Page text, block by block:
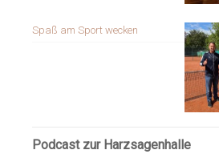
Spaß am Sport wecken
Podcast zur Harzsagenhalle